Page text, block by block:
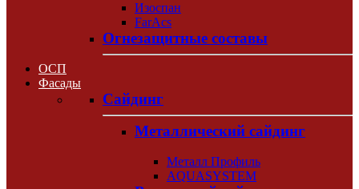
Изоспан
FarAcs
Огнезащитные составы
ОСП
Фасады
Сайдинг
Металлический сайдинг
Металл Профиль
AQUASYSTEM